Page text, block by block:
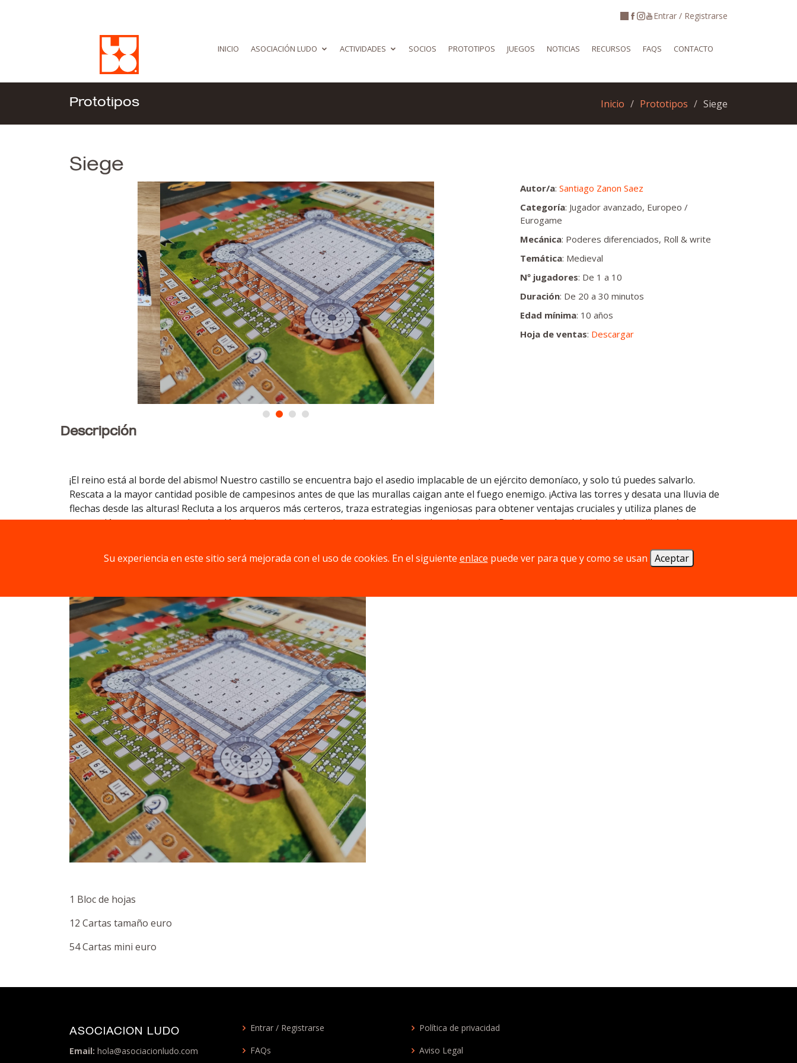
Entrar / Registrarse
INICIO ASOCIACIÓN LUDO ACTIVIDADES SOCIOS PROTOTIPOS JUEGOS NOTICIAS RECURSOS FAQS CONTACTO
Prototipos Inicio Prototipos Siege
Siege
Autor/a: Santiago Zanon Saez
Categoría: Jugador avanzado, Europeo /
Eurogame
Mecánica: Poderes diferenciados, Roll & write
Temática: Medieval
Nº jugadores: De 1 a 10
Duración: De 20 a 30 minutos
Edad mínima: 10 años
Hoja de ventas: Descargar
Descripción
¡El reino está al borde del abismo! Nuestro castillo se encuentra bajo el asedio implacable de un ejército demoníaco, y solo tú puedes salvarlo.
Rescata a la mayor cantidad posible de campesinos antes de que las murallas caigan ante el fuego enemigo. ¡Activa las torres y desata una lluvia de
flechas desde las alturas! Recluta a los arqueros más certeros, traza estrategias ingeniosas para obtener ventajas cruciales y utiliza planes de
evacuación para asegurar la salvación de los campesinos mientras encadenas acciones heroicas. Pero recuerda: el destino del castillo está en tus
Componentes
1 Bloc de hojas
12 Cartas tamaño euro
54 Cartas mini euro
ASOCIACION LUDO
Email: hola@asociacionludo.com
Entrar / Registrarse
FAQs
Política de privacidad
Aviso Legal
Su experiencia en este sitio será mejorada con el uso de cookies. En el siguiente enlace puede ver para que y como se usan Aceptar